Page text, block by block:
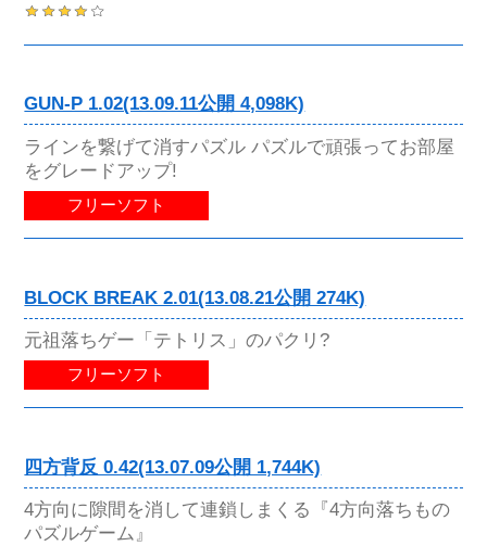
GUN-P 1.02(13.09.11公開 4,098K)
ラインを繋げて消すパズル パズルで頑張ってお部屋
をグレードアップ!
フリーソフト
BLOCK BREAK 2.01(13.08.21公開 274K)
元祖落ちゲー「テトリス」のパクリ?
フリーソフト
四方背反 0.42(13.07.09公開 1,744K)
4方向に隙間を消して連鎖しまくる『4方向落ちもの
パズルゲーム』